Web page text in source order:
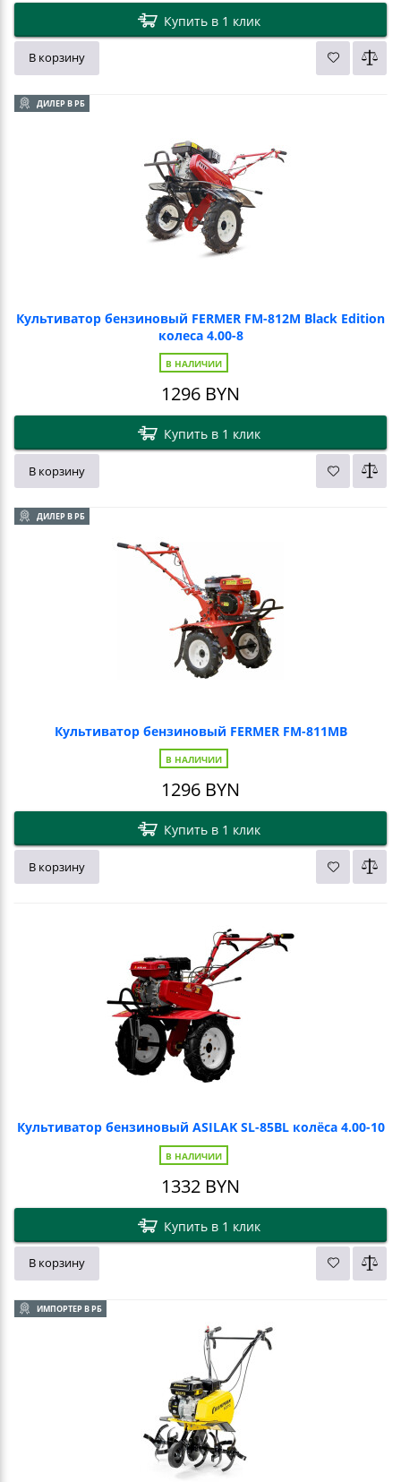
Купить в 1 клик
В корзину
ДИЛЕР В РБ
Культиватор бензиновый FERMER FM-812M Black Edition
колеса 4.00-8
В НАЛИЧИИ
1296 BYN
Купить в 1 клик
В корзину
ДИЛЕР В РБ
Культиватор бензиновый FERMER FM-811MB
В НАЛИЧИИ
1296 BYN
Купить в 1 клик
В корзину
Культиватор бензиновый ASILAK SL-85BL колёса 4.00-10
В НАЛИЧИИ
1332 BYN
Купить в 1 клик
В корзину
ИМПОРТЕР В РБ